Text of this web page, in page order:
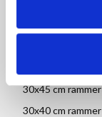
30x45 cm rammer
30x40 cm rammer